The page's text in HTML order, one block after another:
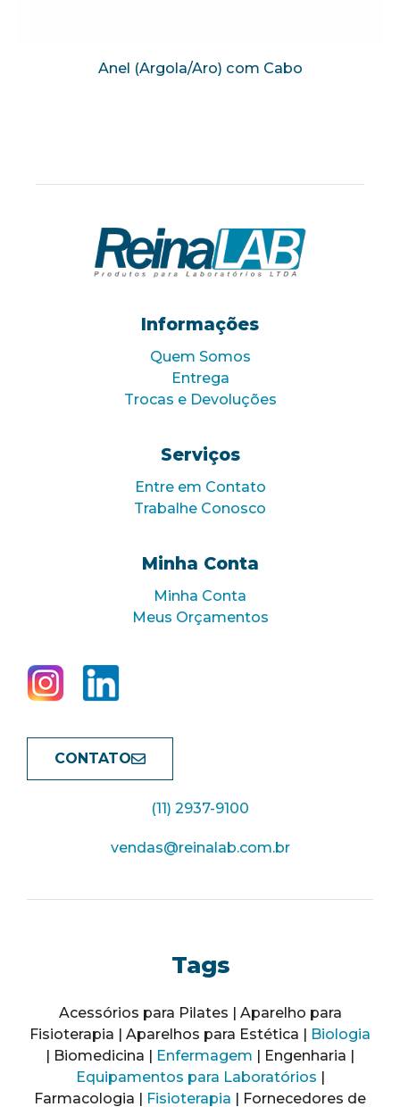
Anel (Argola/Aro) com Cabo
Informações
Quem Somos
Entrega
Trocas e Devoluções
Serviços
Entre em Contato
Trabalhe Conosco
Minha Conta
Minha Conta
Meus Orçamentos
CONTATO
(11) 2937-9100
vendas@reinalab.com.br
Tags
Acessórios para Pilates | Aparelho para
Fisioterapia | Aparelhos para Estética |
Biologia
| Biomedicina |
Enfermagem | Engenharia |
Equipamentos para Laboratórios
Farmacologia |
Fisioterapia | Fornecedores de